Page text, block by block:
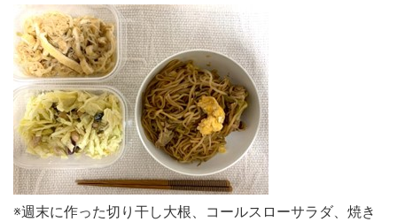
※週末に作った切り干し大根、コールスローサラダ、焼き